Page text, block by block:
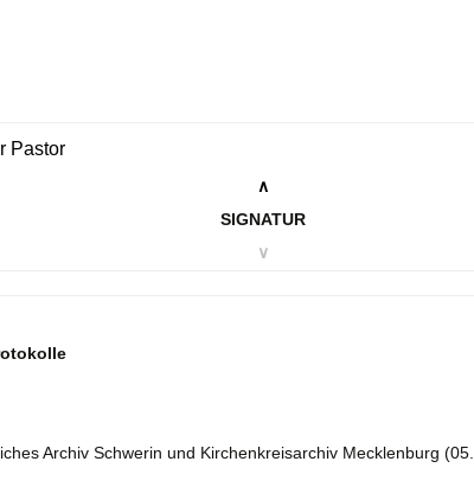
Pastor
∧
SIGNATUR
∨
Archiv Schwerin und Kirchenkreisarchiv Mecklenburg